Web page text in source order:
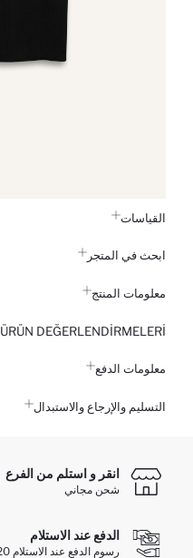
القياسات
ابحث في المتجر
معلومات المنتج
ÜRÜN DEĞERLENDİRMELERİ
معلومات الدفع
التسليم والإرجاع والاستبدال
انقر و استلم من الفرع
شحن مجاني
الدفع عند الاستلام
رسوم الدفع عند الاستلام 20 جنيه